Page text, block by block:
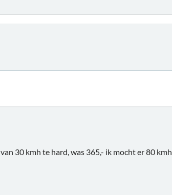
30 kmh te hard, was 365,- ik mocht er 80 kmh.